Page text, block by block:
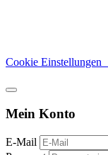
Cookie Einstellungen
Mein Konto
E-Mail